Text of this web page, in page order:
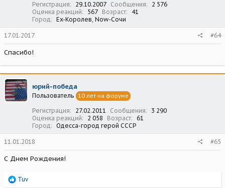
Регистрация 29.10.2007 Сообщения
2 576
Оценка реакций
567 Возраст
41
Город
Ex-Королев, Now-Сочи
17.01.2017 #64
Спасибо!
юрий-победа
Пользователь 10 лет на форуме
Регистрация 27.02.2011 Сообщения
3 290
Оценка реакций
2 058 Возраст
61
Город
Одесса-город герой СССР
11.01.2018 #65
С Днем Рождения!
Р
Tuv